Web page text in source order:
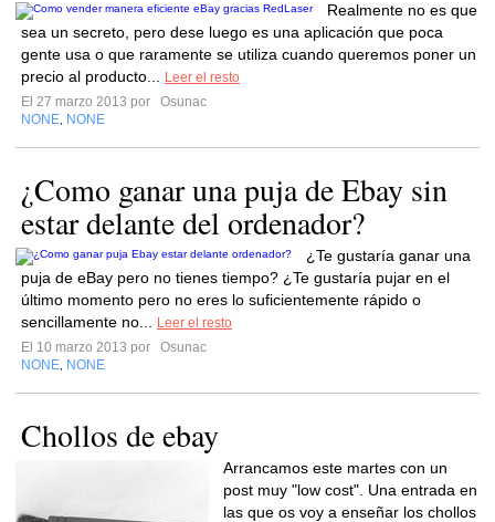
Realmente no es que
sea un secreto, pero dese luego es una aplicación que poca
gente usa o que raramente se utiliza cuando queremos poner un
precio al producto...
Leer el resto
El 27 marzo 2013 por
Osunac
NONE NONE
¿Como ganar una puja de Ebay sin
estar delante del ordenador?
¿Te gustaría ganar una
puja de eBay pero no tienes tiempo? ¿Te gustaría pujar en el
último momento pero no eres lo suficientemente rápido o
sencillamente no...
Leer el resto
El 10 marzo 2013 por
Osunac
NONE NONE
Chollos de ebay
Arrancamos este martes con un
post muy "low cost". Una entrada en
las que os voy a enseñar los chollos